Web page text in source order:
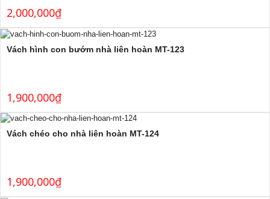
2,000,000₫
Vách hình con bướm nhà liên hoàn MT-123
1,900,000₫
Vách chéo cho nhà liên hoàn MT-124
1,900,000₫